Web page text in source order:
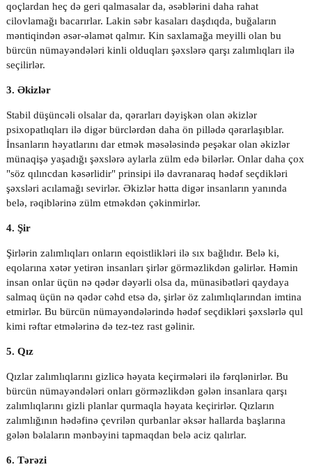
qoçlardan heç də geri qalmasalar da, əsəblərini daha rahat
cilovlamağı bacarırlar. Lakin səbr kasaları daşdıqda, buğaların
məntiqindən əsər-əlamət qalmır. Kin saxlamağa meyilli olan bu
bürcün nümayəndələri kinli olduqları şəxslərə qarşı zalımlıqları ilə
seçilirlər.
3. Əkizlər
Stabil düşüncəli olsalar da, qərarları dəyişkən olan əkizlər
psixopatlıqları ilə digər bürclərdən daha ön pillədə qərarlaşıblar.
İnsanların həyatlarını dar etmək məsələsində peşəkar olan əkizlər
münaqişə yaşadığı şəxslərə aylarla zülm edə bilərlər. Onlar daha çox
"söz qılıncdan kəsərlidir" prinsipi ilə davranaraq hədəf seçdikləri
şəxsləri acılamağı sevirlər. Əkizlər hətta digər insanların yanında
belə, rəqiblərinə zülm etməkdən çəkinmirlər.
4. Şir
Şirlərin zalımlıqları onların eqoistlikləri ilə sıx bağlıdır. Belə ki,
eqolarına xətər yetirən insanları şirlər görməzlikdən gəlirlər. Həmin
insan onlar üçün nə qədər dəyərli olsa da, münasibətləri qaydaya
salmaq üçün nə qədər cəhd etsə də, şirlər öz zalımlıqlarından imtina
etmirlər. Bu bürcün nümayəndələrində hədəf seçdikləri şəxslərlə qul
kimi rəftar etmələrinə də tez-tez rast gəlinir.
5. Qız
Qızlar zalımlıqlarını gizlicə həyata keçirmələri ilə fərqlənirlər. Bu
bürcün nümayəndələri onları görməzlikdən gələn insanlara qarşı
zalımlıqlarını gizli planlar qurmaqla həyata keçirirlər. Qızların
zalımlığının hədəfinə çevrilən qurbanlar əksər hallarda başlarına
gələn bəlaların mənbəyini tapmaqdan belə aciz qalırlar.
6. Tərəzi